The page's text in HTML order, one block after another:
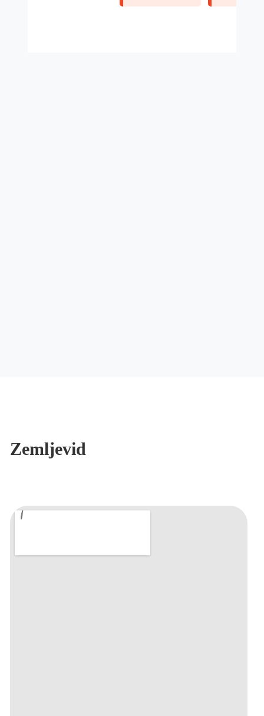
Zemljevid